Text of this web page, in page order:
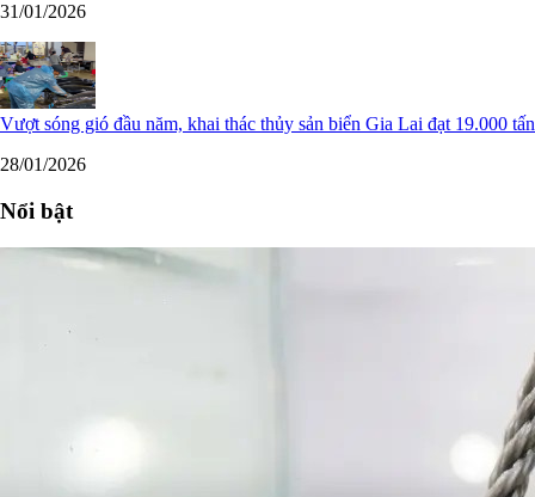
31/01/2026
Vượt sóng gió đầu năm, khai thác thủy sản biển Gia Lai đạt 19.000 tấn
28/01/2026
Nổi bật